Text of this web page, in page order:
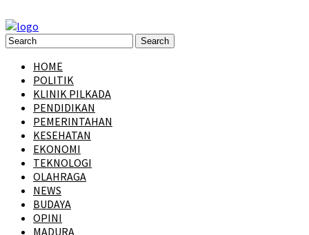
HOME
POLITIK
KLINIK PILKADA
PENDIDIKAN
PEMERINTAHAN
KESEHATAN
EKONOMI
TEKNOLOGI
OLAHRAGA
NEWS
BUDAYA
OPINI
MADURA